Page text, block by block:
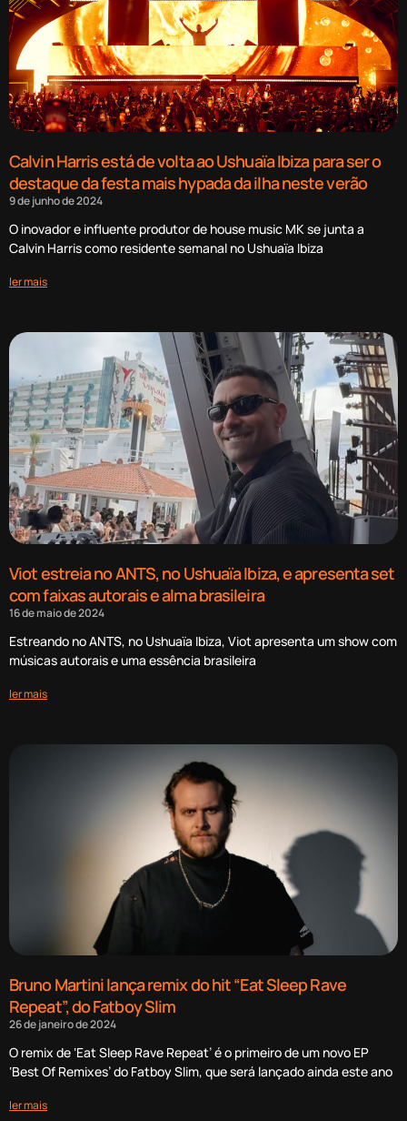
Calvin Harris está de volta ao Ushuaïa Ibiza para ser o
destaque da festa mais hypada da ilha neste verão
9 de junho de 2024
O inovador e influente produtor de house music MK se junta a
Calvin Harris como residente semanal no Ushuaïa Ibiza
ler mais
Viot estreia no ANTS, no Ushuaïa Ibiza, e apresenta set
com faixas autorais e alma brasileira
16 de maio de 2024
Estreando no ANTS, no Ushuaïa Ibiza, Viot apresenta um show com
músicas autorais e uma essência brasileira
ler mais
Bruno Martini lança remix do hit “Eat Sleep Rave
Repeat”, do Fatboy Slim
26 de janeiro de 2024
O remix de ‘Eat Sleep Rave Repeat’ é o primeiro de um novo EP
‘Best Of Remixes’ do Fatboy Slim, que será lançado ainda este ano
ler mais